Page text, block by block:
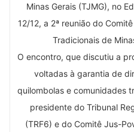
Minas Gerais (TJMG), no
12/12, a 2ª reunião do
Tradicionais de
O encontro, que discutiu a
voltadas à garantia de
quilombolas e comunidades
presidente do Tribunal
(TRF6) e do Comitê Jus-